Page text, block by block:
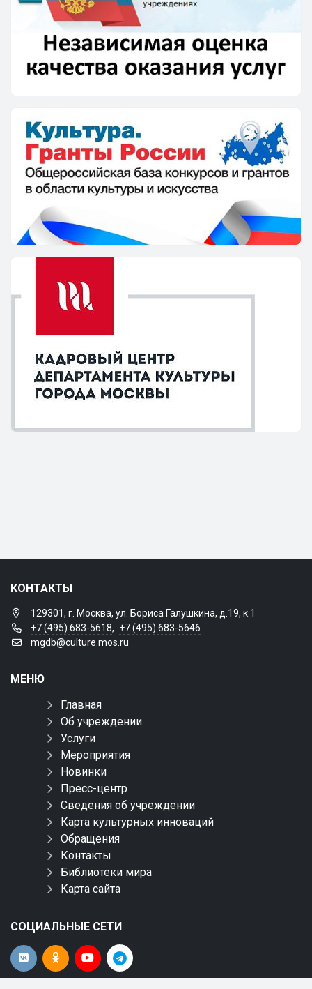
КОНТАКТЫ
129301, г. Москва, ул. Бориса Галушкина, д.19, к.1
+7 (495) 683-5618, +7 (495) 683-5646
mgdb@culture.mos.ru
МЕНЮ
Главная
Об учреждении
Услуги
Мероприятия
Новинки
Пресс-центр
Сведения об учреждении
Карта культурных инноваций
Обращения
Контакты
Библиотеки мира
Карта сайта
СОЦИАЛЬНЫЕ СЕТИ